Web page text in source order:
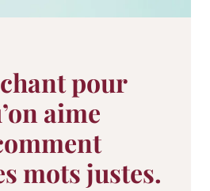
pour
aime
mots justes.